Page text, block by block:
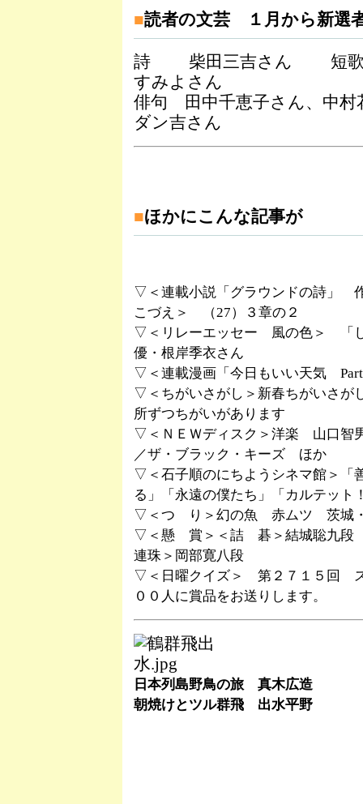
■読者の文芸 １月から新選
詩 柴田三吉さん 短歌
すみよさん
俳句 田中千恵子さん、
ダン吉さん
■ほかにこんな記事が
▽＜連載小説「グラウンドの詩」
こづえ＞ （27）３章の２
▽＜リレーエッセー 風の色＞ 「
優・根岸季衣さん
▽＜連載漫画「今日もいい天気
▽＜ちがいさがし＞新春ちがいさ
所ずつちがいがあります
▽＜ＮＥＷディスク＞洋楽 山口智
／ザ・ブラック・キーズ ほか
▽＜石子順のにちようシネマ館＞「
る」「永遠の僕たち」「カルテット
▽＜つ り＞幻の魚 赤ムツ 茨城
▽＜懸 賞＞＜詰 碁＞結城聡九段
連珠＞岡部寛八段
▽＜日曜クイズ＞ 第２７１５回
００人に賞品をお送りします。
日本列島野鳥の旅 真木広造
朝焼けとツル群飛 出水平野